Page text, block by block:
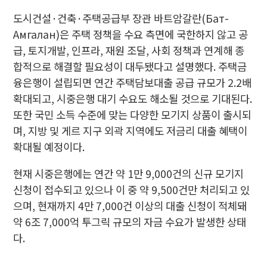
도시건설·건축·주택공급부 장관 바트암갈란(Бат-
Амгалан)은 주택 정책을 수요 측면에 국한하지 않고 공
급, 토지개발, 인프라, 재원 조달, 사회 정책과 연계해 종
합적으로 해결할 필요성이 대두됐다고 설명했다. 주택금
융은행이 설립되면 연간 주택담보대출 공급 규모가 2.2배
확대되고, 시중은행 대기 수요도 해소될 것으로 기대된다.
또한 국민 소득 수준에 맞는 다양한 모기지 상품이 출시되
며, 지방 및 게르 지구 외곽 지역에도 저금리 대출 혜택이
확대될 예정이다.
현재 시중은행에는 연간 약 1만 9,000건의 신규 모기지
신청이 접수되고 있으나 이 중 약 9,500건만 처리되고 있
으며, 현재까지 4만 7,000건 이상의 대출 신청이 적체돼
약 6조 7,000억 투그릭 규모의 자금 수요가 발생한 상태
다.